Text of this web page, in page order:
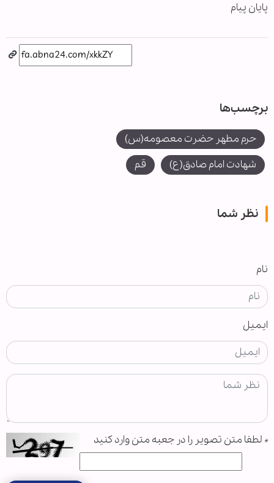
پایان پیام
برچسب‌ها
حرم مطهر حضرت معصومه(س)
شهادت امام صادق(ع)
قم
نظر شما
نام
ایمیل
* لطفا متن تصویر را در جعبه متن وارد کنید